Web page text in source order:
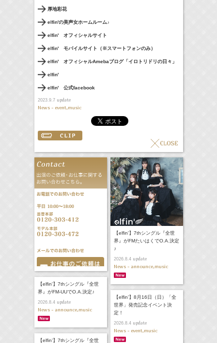
厚地彩花
elfin'の美声女ホームルーム♪
elfin' オフィシャルサイト
elfin' モバイルサイト（※スマートフォンのみ）
elfin' オフィシャルAmebaブログ「イロトリドリの日々」
elfin'
elfin' 公式facebook
2023.9.7update
News - event,music
【elfin'】7thシングル『全世
界』がFMたいはくでO.A.決定
♪
2026.8.4update
News - announce,music
【elfin'】7thシングル『全世
界』がFM-UUでO.A.決定♪
2026.8.4update
News - announce,music
【elfin’】8月16日（日）「全
世界」発売記念イベント決
定！
2026.8.4update
News - event,music
【elfin’】7thシングル『全世